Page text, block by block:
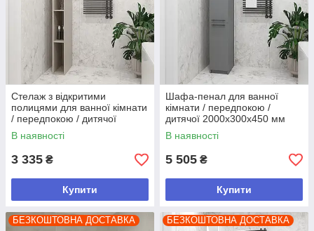
Стелаж з відкритими
полицями для ванної кімнати
/ передпокою / дитячої
2000х200х450 мм Кашемір
В наявності
3 335 ₴
Купити
Шафа-пенал для ванної
кімнати / передпокою /
дитячої 2000х300х450 мм
Антрацит
В наявності
5 505 ₴
Купити
БЕЗКОШТОВНА ДОСТАВКА БЕЗКОШТОВНА ДОСТАВКА